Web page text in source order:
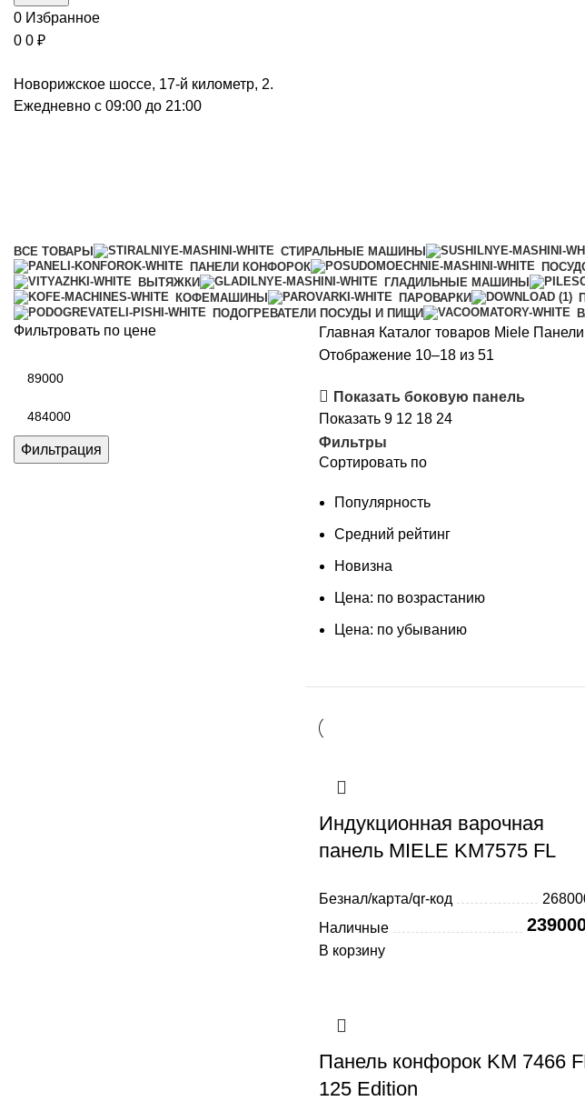
0 Избранное
0 0 ₽
Новорижское шоссе, 17-й километр, 2.
Ежедневно с 09:00 до 21:00
ВСЕ ТОВАРЫ СТИРАЛЬНЫЕ МАШИНЫ
ПАНЕЛИ КОНФОРОК
ВЫТЯЖКИ
ГЛАДИЛЬНЫЕ МАШИНЫ
КОФЕМАШИНЫ
ПАРОВАРКИ
ПОДОГРЕВАТЕЛИ ПОСУДЫ И ПИЩИ
Фильтровать по цене
Фильтрация
Главная Каталог товаров Miele
Отображение 10–18 из 51
недавние
Показать боковую панель
Показать 9 12 18 24
Фильтры
Сортировать по
Популярность
Средний рейтинг
Новизна
Цена: по возрастанию
Цена: по убыванию
Индукционная варочная
панель MIELE KM7575 FL
Безнал/карта/qr-код
Наличные
В корзину
Панель конфорок KM 7466
125 Edition